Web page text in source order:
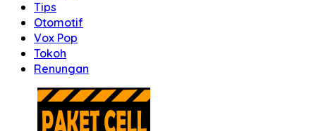
Tips
Otomotif
Vox Pop
Tokoh
Renungan